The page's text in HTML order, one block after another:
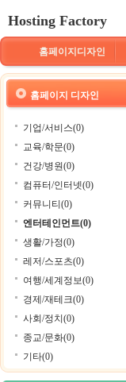
Hosting Factory
홈페이지디자인
홈페이지 디자인
기업/서비스(0)
교육/학문(0)
건강/병원(0)
컴퓨터/인터넷(0)
커뮤니티(0)
엔터테인먼트(0)
생활/가정(0)
레저/스포츠(0)
여행/세계정보(0)
경제/재테크(0)
사회/정치(0)
종교/문화(0)
기타(0)